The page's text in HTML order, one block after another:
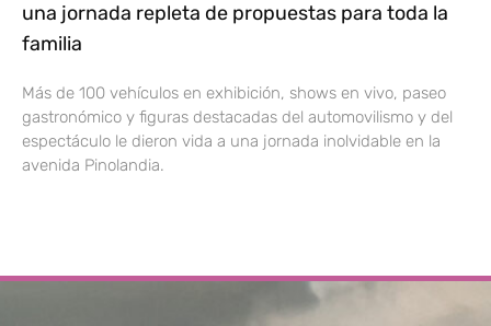
una jornada repleta de propuestas para toda la
familia
Más de 100 vehículos en exhibición, shows en vivo, paseo
gastronómico y figuras destacadas del automovilismo y del
espectáculo le dieron vida a una jornada inolvidable en la
avenida Pinolandia.